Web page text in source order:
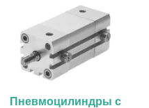
Пневмоцилиндры с